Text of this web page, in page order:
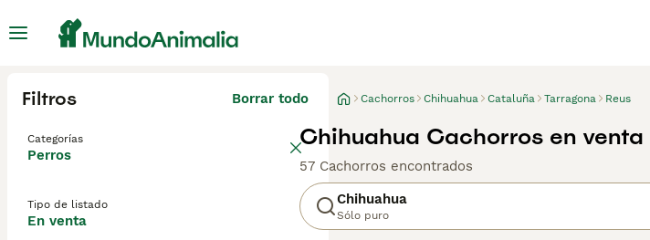
Filtros Borrar todo
Categorías
Perros
Tipo de listado
En venta
Cachorros Chihuahua Cataluña Tarragona Reus
Chihuahua Cachorros en venta
57 Cachorros encontrados
Chihuahua
Sólo puro